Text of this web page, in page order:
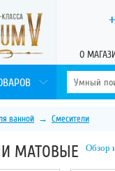
О
ванной → Смесители
МАТОВЫЕ Обзор